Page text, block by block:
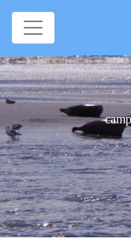
Panneau de gestion